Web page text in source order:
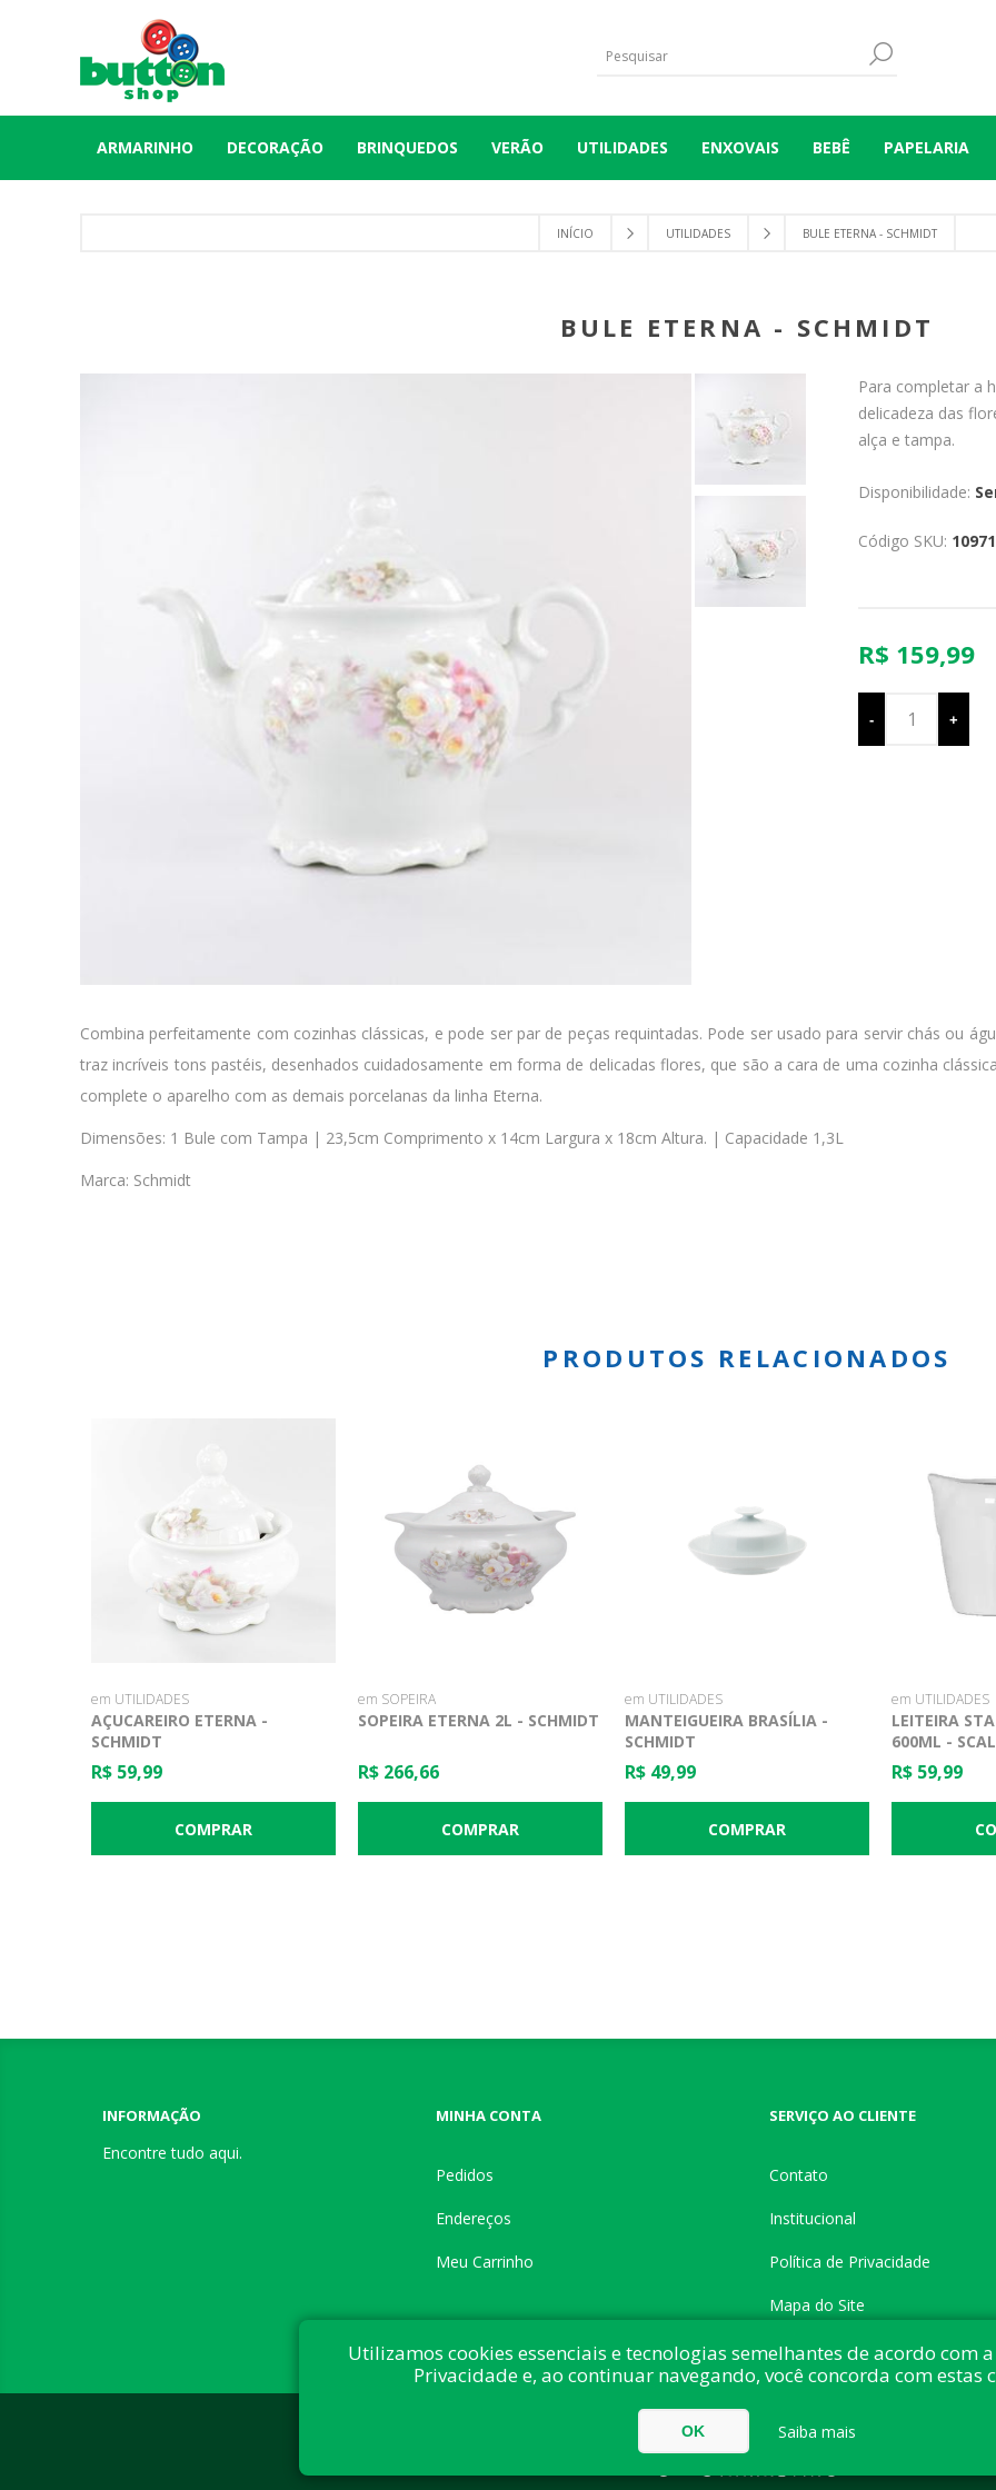
ARMARINHO DECORAÇÃO BRINQUEDOS VERÃO UTILIDADES ENXOVAIS BEBÊ PAPELARIA
INÍCIO UTILIDADES BULE ETERNA - SCHMIDT
BULE ETERNA - SCHMIDT
Para completar a
delicadeza das
alça e tampa.
Disponibilidade:
Código SKU:
R$ 159,99
- +
Combina perfeitamente com cozinhas clássicas, e pode ser par de peças requintadas. Pode ser usado para servir chás ou
traz incríveis tons pastéis, desenhados cuidadosamente em forma de delicadas flores, que são a cara de uma cozinha
complete o aparelho com as demais porcelanas da linha Eterna.
Dimensões: 1 Bule com Tampa | 23,5cm Comprimento x 14cm Largura x 18cm Altura. | Capacidade 1,3L
Marca: Schmidt
PRODUTOS RELACIONADOS
em UTILIDADES
AÇUCAREIRO ETERNA -
SCHMIDT
R$ 59,99
em SOPEIRA
SOPEIRA ETERNA 2L - SCHMIDT
R$ 266,66
em UTILIDADES
MANTEIGUEIRA BRASÍLIA -
SCHMIDT
R$ 49,99
em UTILIDADES
LEITEIRA
600ML -
R$ 59,99
INFORMAÇÃO
Encontre tudo aqui.
MINHA CONTA
Pedidos
Endereços
Meu Carrinho
SERVIÇO AO CLIENTE
Contato
Institucional
Política de Privacidade
Mapa do Site
nopCommerce Direitos autorais © 2026 Button Shop. Todos
Utilizamos cookies essenciais e tecnologias semelhantes de acordo com
Privacidade e, ao continuar navegando, você concorda com estas
OK Saiba mais